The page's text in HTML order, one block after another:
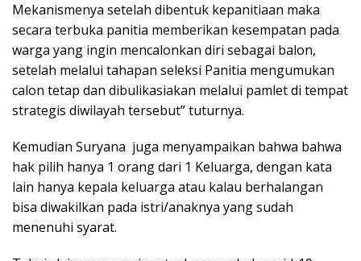
Mekanismenya setelah dibentuk kepanitiaan maka
secara terbuka panitia memberikan kesempatan pada
warga yang ingin mencalonkan diri sebagai balon,
setelah melalui tahapan seleksi Panitia mengumukan
calon tetap dan dibulikasiakan melalui pamlet di tempat
strategis diwilayah tersebut” tuturnya.
Kemudian Suryana juga menyampaikan bahwa bahwa
hak pilih hanya 1 orang dari 1 Keluarga, dengan kata
lain hanya kepala keluarga atau kalau berhalangan
bisa diwakilkan pada istri/anaknya yang sudah
menenuhi syarat.